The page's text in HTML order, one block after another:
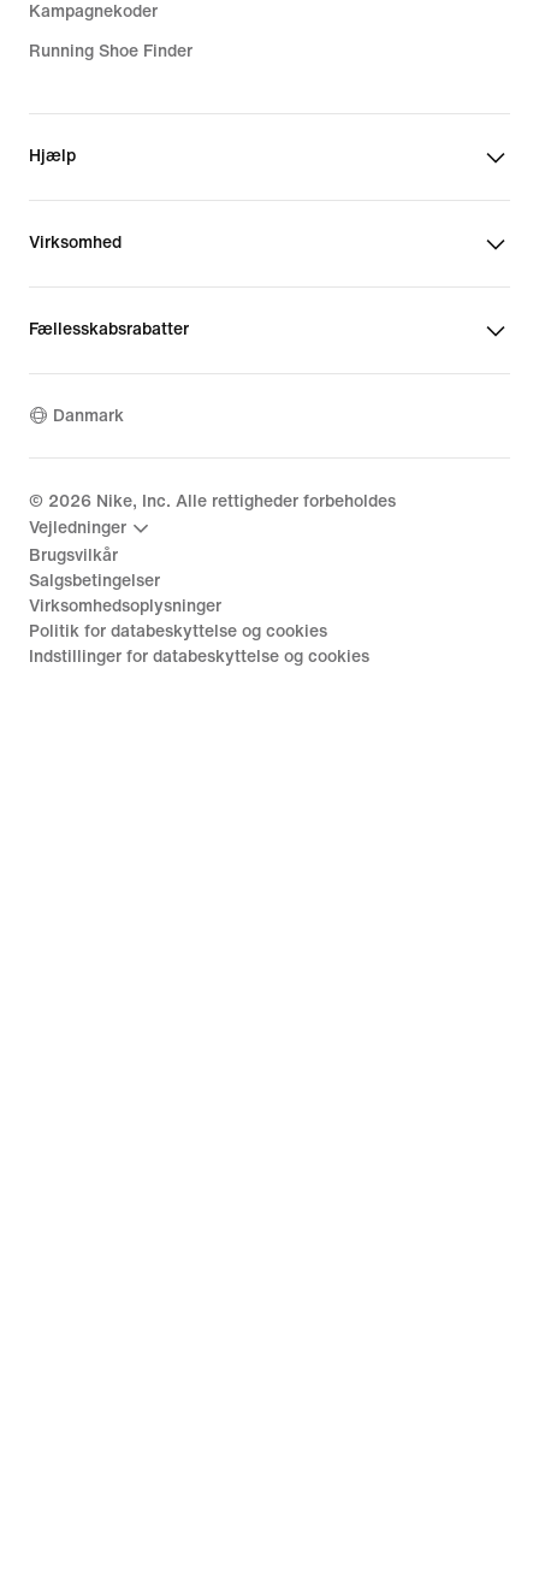
Kampagnekoder
Running Shoe Finder
Hjælp
Virksomhed
Fællesskabsrabatter
Danmark
© 2026 Nike, Inc. Alle rettigheder forbeholdes
Vejledninger
Brugsvilkår
Salgsbetingelser
Virksomhedsoplysninger
Politik for databeskyttelse og cookies
Indstillinger for databeskyttelse og cookies